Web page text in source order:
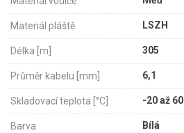
Materiál pláště LSZH
Délka [m] 305
Průměr kabelu [mm] 6,1
Skladovací teplota [°C] -20 až 60
Barva Bílá